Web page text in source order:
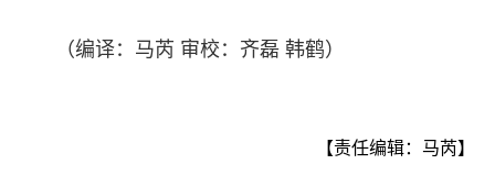
（编译：马芮 审校：齐磊 韩鹤）
【责任编辑：马芮】